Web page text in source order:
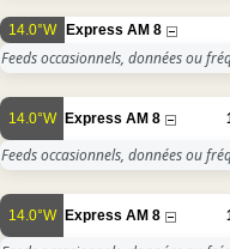
14.0°W Express AM 8
Feeds occasionnels, données ou
14.0°W Express AM 8
Feeds occasionnels, données ou
14.0°W Express AM 8